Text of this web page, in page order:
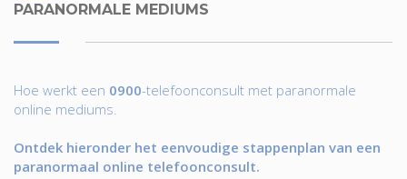
PARANORMALE MEDIUMS
Hoe werkt een 0900-telefoonconsult met paranormale
online mediums.
Ontdek hieronder het eenvoudige stappenplan van een
paranormaal online telefoonconsult.